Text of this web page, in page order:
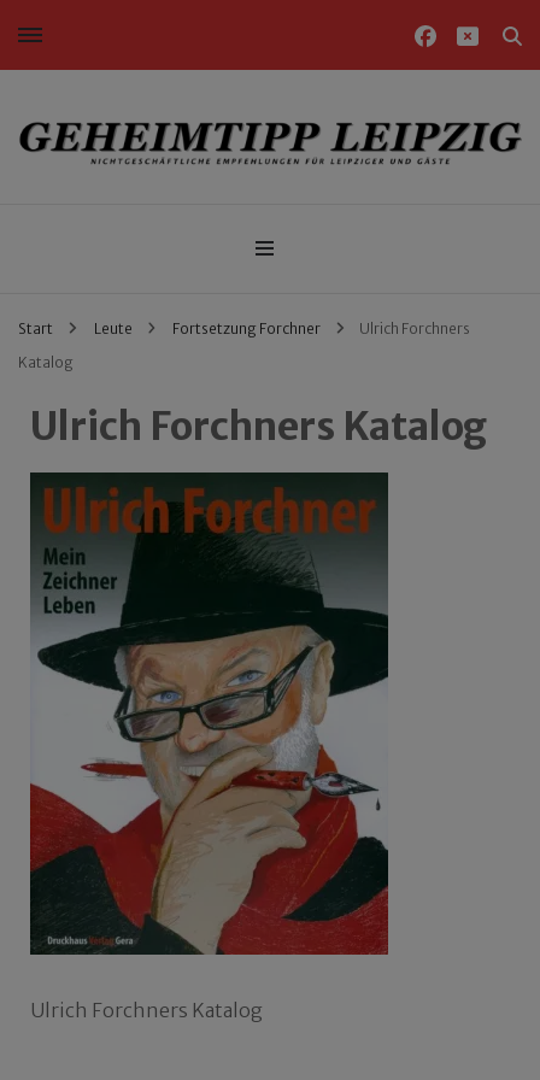
Nichtgeschäftliche Empfehlungen für Leipziger und Gäste
Start Leute Fortsetzung Forchner
Ulrich Forchners
Katalog
Ulrich Forchners Katalog
Ulrich Forchners Katalog